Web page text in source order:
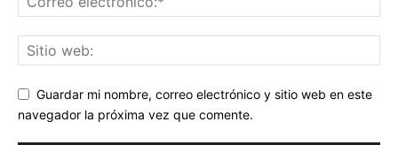
Guardar mi nombre, correo electrónico y sitio web en este
navegador la próxima vez que comente.